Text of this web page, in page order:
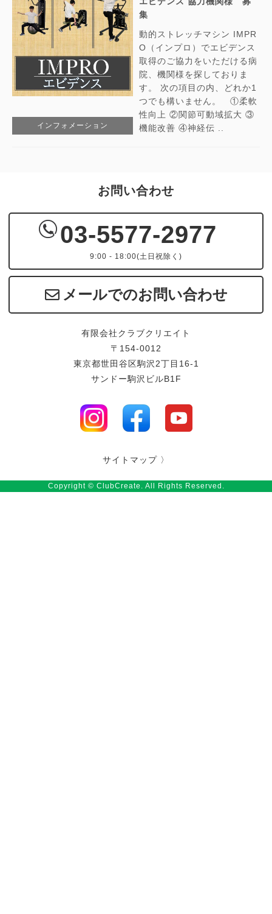
インフォメーション
集
動的ストレッチマシン IMPR
O（インプロ）でエビデンス
取得のご協力をいただける病
院、機関様を探しておりま
す。 次の項目の内、どれか1
つでも構いません。 ①柔軟
性向上 ②関節可動域拡大 ③
機能改善 ④神経伝 ..
お問い合わせ
03-5577-2977
9:00 - 18:00(土日祝除く)
メールでのお問い合わせ
有限会社クラブクリエイト
〒154-0012
東京都世田谷区駒沢2丁目16-1
サンドー駒沢ビルB1F
サイトマップ 〉
Copyright © ClubCreate. All Rights Reserved.